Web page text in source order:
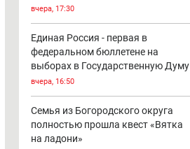
вчера, 17:30
Единая Россия - первая в
федеральном бюллетене на
выборах в Государственную Думу
вчера, 16:50
Семья из Богородского округа
полностью прошла квест «Вятка
на ладони»